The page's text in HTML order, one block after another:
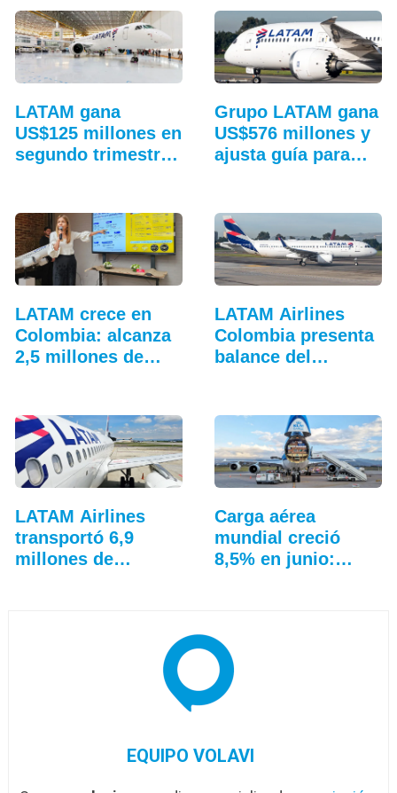
LATAM gana
US$125 millones en
segundo trimestre
Grupo LATAM gana
US$576 millones y
ajusta guía para
LATAM crece en
Colombia: alcanza
2,5 millones de…
LATAM Airlines
Colombia presenta
balance del
LATAM Airlines
transportó 6,9
millones de
Carga aérea
mundial creció
8,5% en junio:…
EQUIPO VOLAVI